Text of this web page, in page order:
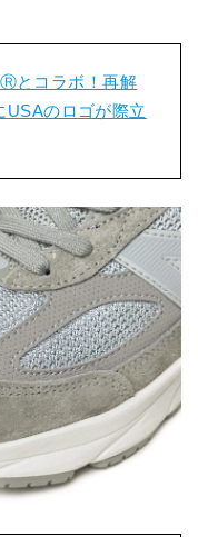
とコラボ！再解
USAのロゴが際立